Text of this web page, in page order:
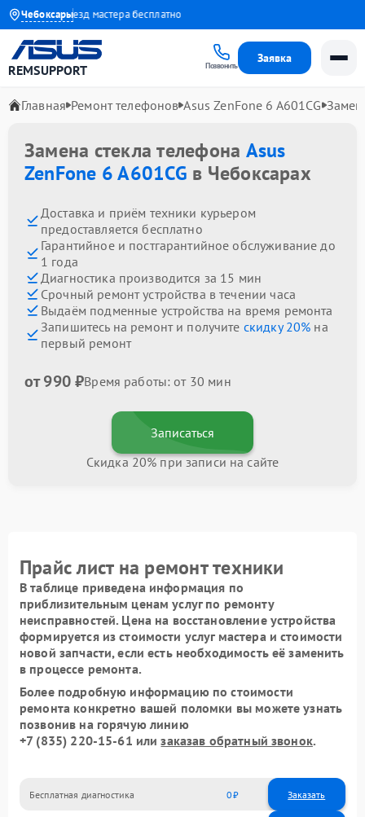
Чебоксары
1 года Выезд мастера бесплатно
REMSUPPORT Позвонить
Заявка
Главная Ремонт телефонов Asus ZenFone 6 A601CG
Замена стекла телефона Asus
ZenFone 6 A601CG в Чебоксарах
Доставка и приём техники курьером
предоставляется бесплатно
Гарантийное и постгарантийное обслуживание до
1 года
Диагностика производится за 15 мин
Срочный ремонт устройства в течении часа
Выдаём подменные устройства на время ремонта
Запишитесь на ремонт и получите скидку 20% на
первый ремонт
от 990 ₽Время работы: от 30 мин
Записаться
Скидка 20% при записи на сайте
Прайс лист на ремонт техники
В таблице приведена информация по
приблизительным ценам услуг по ремонту
неисправностей. Цена на восстановление устройства
формируется из стоимости услуг мастера и стоимости
новой запчасти, если есть необходимость её заменить
в процессе ремонта.
Более подробную информацию по стоимости
ремонта конкретно вашей поломки вы можете узнать
позвонив на горячую линию
+7 (835) 220-15-61 илизаказав обратный звонок.
Бесплатная диагностика 0 Заказать